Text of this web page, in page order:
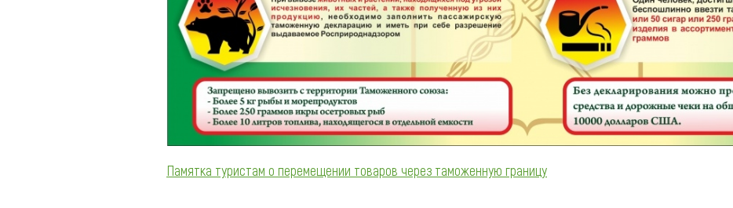
Памятка туристам о перемещении товаров через таможенную границу